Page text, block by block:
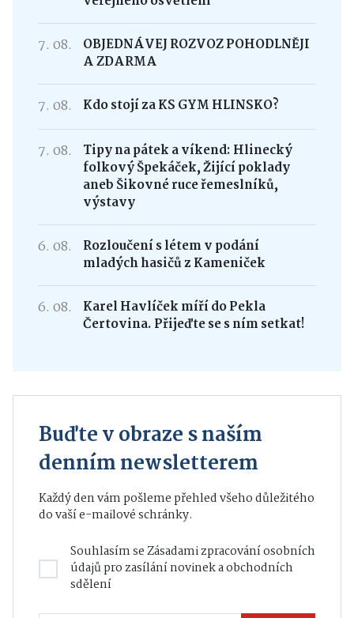
7. 08.
OBJEDNÁVEJ ROZVOZ POHODLNĚJI
A ZDARMA
7. 08. Kdo stojí za KS GYM HLINSKO?
7. 08.
Tipy na pátek a víkend: Hlinecký
folkový Špekáček, Žijící poklady
aneb Šikovné ruce řemeslníků,
výstavy
6. 08.
Rozloučení s létem v podání
mladých hasičů z Kameniček
6. 08.
Karel Havlíček míří do Pekla
Čertovina. Přijeďte se s ním setkat!
Buďte v obraze s naším
denním newsletterem
Každý den vám pošleme přehled všeho důležitého
do vaší e-mailové schránky.
Souhlasím seZásadami zpracování osobních
údajůpro zasílání novinek a obchodních
sdělení